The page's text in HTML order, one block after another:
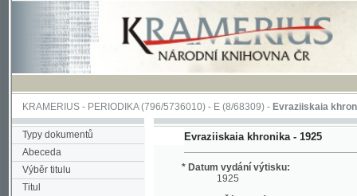
KRAMERIUS-PERIODIKA(796/5736010) -E(8/68309) -Evraziiskaia khronika(1/
Typy dokumentů
Abeceda
Výběr titulu
Titul
Ročník
Evraziiskaia khronika - 1925
* Datum vydání výtisku:
1925
* Číslo stránky: